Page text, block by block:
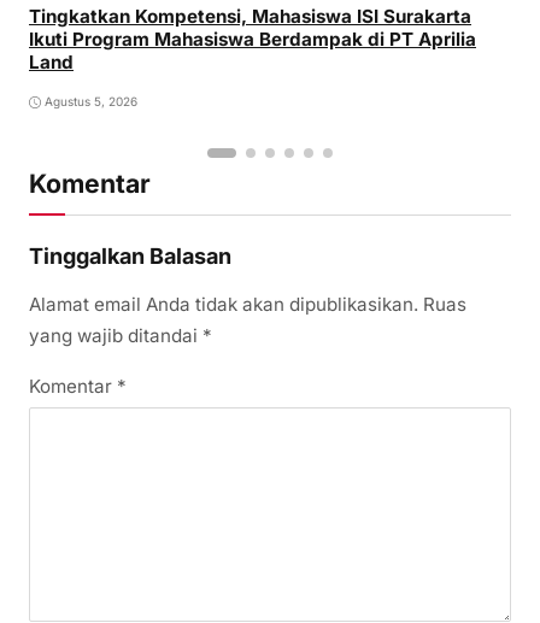
Tingkatkan Kompetensi, Mahasiswa ISI Surakarta
Ikuti Program Mahasiswa Berdampak di PT Aprilia
Land
Agustus 5, 2026
Komentar
Tinggalkan Balasan
Alamat email Anda tidak akan dipublikasikan. Ruas
yang wajib ditandai *
Komentar *